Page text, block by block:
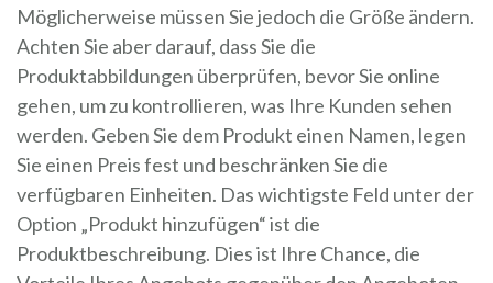
Möglicherweise müssen Sie jedoch die Größe ändern.
Achten Sie aber darauf, dass Sie die
Produktabbildungen überprüfen, bevor Sie online
gehen, um zu kontrollieren, was Ihre Kunden sehen
werden. Geben Sie dem Produkt einen Namen, legen
Sie einen Preis fest und beschränken Sie die
verfügbaren Einheiten. Das wichtigste Feld unter der
Option „Produkt hinzufügen“ ist die
Produktbeschreibung. Dies ist Ihre Chance, die